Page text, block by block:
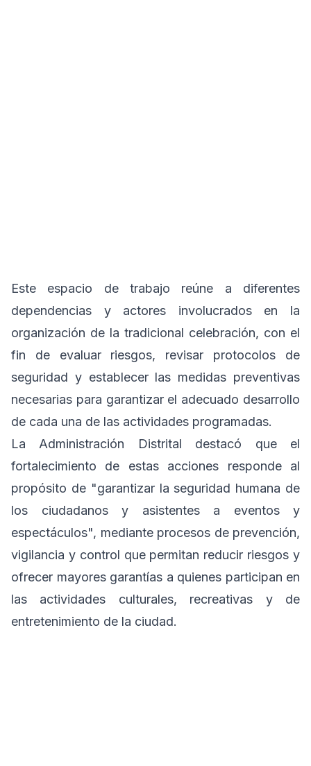
Este espacio de trabajo reúne a diferentes
dependencias y actores involucrados en la
organización de la tradicional celebración, con el
fin de evaluar riesgos, revisar protocolos de
seguridad y establecer las medidas preventivas
necesarias para garantizar el adecuado desarrollo
de cada una de las actividades programadas.
La Administración Distrital destacó que el
fortalecimiento de estas acciones responde al
propósito de "garantizar la seguridad humana de
los ciudadanos y asistentes a eventos y
espectáculos", mediante procesos de prevención,
vigilancia y control que permitan reducir riesgos y
ofrecer mayores garantías a quienes participan en
las actividades culturales, recreativas y de
entretenimiento de la ciudad.